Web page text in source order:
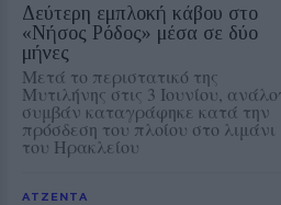
Δεύτερη εμπλοκή κάβου στο
«Νήσος Ρόδος» μέσα σε δύο
μήνες
Μετά το περιστατικό της
Μυτιλήνης στις 3 Ιουνίου,
συμβάν καταγράφηκε κατά την
πρόσδεση του πλοίου στο λιμάνι
του Ηρακλείου
ΑΤΖΕΝΤΑ